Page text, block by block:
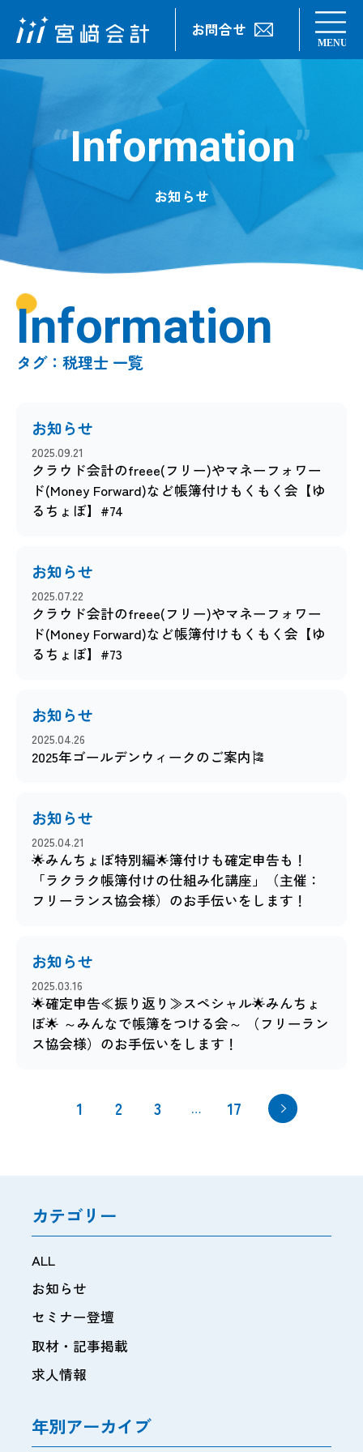
お問合せ
Information
お知らせ
Information
タグ：税理士 一覧
お知らせ
2025.09.21
クラウド会計のfreee(フリー)やマネーフォワー
ド(Money Forward)など帳簿付けもくもく会【ゆ
るちょぼ】#74
お知らせ
2025.07.22
クラウド会計のfreee(フリー)やマネーフォワー
ド(Money Forward)など帳簿付けもくもく会【ゆ
るちょぼ】#73
お知らせ
2025.04.26
2025年ゴールデンウィークのご案内🎏
お知らせ
2025.04.21
🌟みんちょぼ特別編🌟簿付けも確定申告も！
「ラクラク帳簿付けの仕組み化講座」（主催：
フリーランス協会様）のお手伝いをします！
お知らせ
2025.03.16
🌟確定申告≪振り返り≫スペシャル🌟みんちょ
ぼ🌟 ～みんなで帳簿をつける会～ （フリーラン
ス協会様）のお手伝いをします！
1 2 3 … 17
カテゴリー
ALL
お知らせ
セミナー登壇
取材・記事掲載
求人情報
年別アーカイブ